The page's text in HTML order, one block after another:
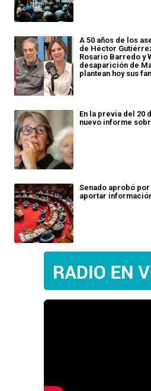
A 50 años de los
de Héctor
Rosario Barredo y
desaparición de
plantean hoy sus
En la previa del 20
nuevo informe
Senado aprobó
aportar